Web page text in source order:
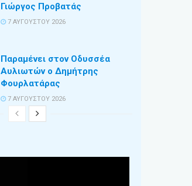
Γιώργος Προβατάς
7 ΑΥΓΟΎΣΤΟΥ 2026
Παραμένει στον Οδυσσέα
Αυλιωτών ο Δημήτρης
Φουρλατάρας
7 ΑΥΓΟΎΣΤΟΥ 2026